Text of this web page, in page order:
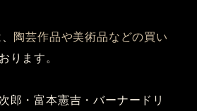
陶芸作品や美術品などの買い
ります。
郎・富本憲吉・バーナードリ